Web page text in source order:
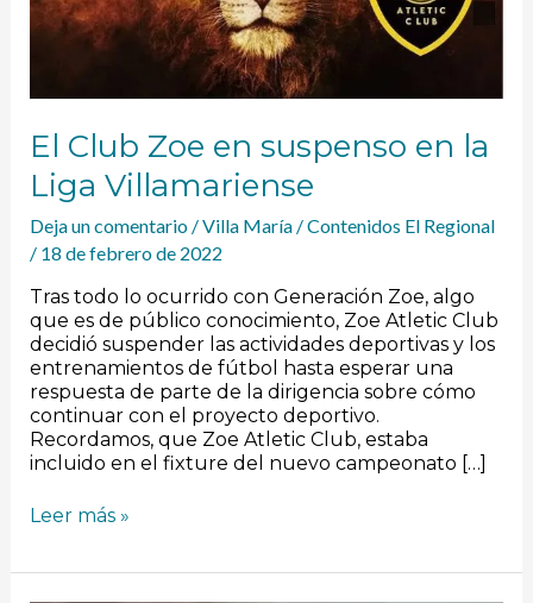
El Club Zoe en suspenso en la
Liga Villamariense
Deja un comentario /Villa María/Contenidos El Regional
/ 18 de febrero de 2022
Tras todo lo ocurrido con Generación Zoe, algo
que es de público conocimiento, Zoe Atletic Club
decidió suspender las actividades deportivas y los
entrenamientos de fútbol hasta esperar una
respuesta de parte de la dirigencia sobre cómo
continuar con el proyecto deportivo.
Recordamos, que Zoe Atletic Club, estaba
incluido en el fixture del nuevo campeonato […]
Liga
Villamariense
Leer más »